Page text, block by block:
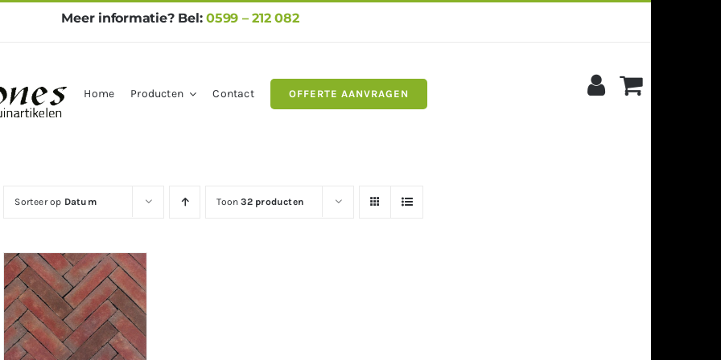
Meer informatie? Bel:0599 – 212 082
Home Producten Contact OFFERTE AANVRAGEN
Sorteer op Datum Toon32 producten